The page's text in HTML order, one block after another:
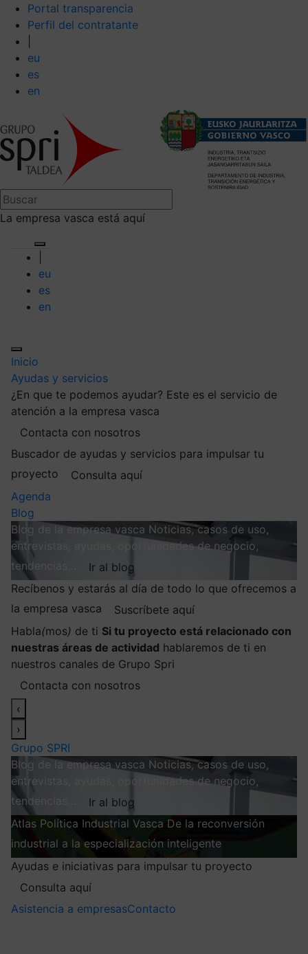
Portal transparencia
Perfil del contratante
eu
es
en
La empresa vasca está aquí
eu
es
en
Inicio
Ayudas y servicios
¿En que te podemos ayudar? Este es el servicio de
atención a la empresa vasca
Contacta con nosotros
Buscador de ayudas y servicios para impulsar tu
proyecto
Consulta aquí
Agenda
Blog
Blog de la empresa vasca Noticias, casos de uso,
entrevistas, ayudas, oportunidades de negocio,
tendencias…
Ir al blog
Recíbenos y estarás al día de todo lo que ofrecemos a
la empresa vasca
Suscríbete aquí
Habla(mos) de ti Si tu proyecto está relacionado con
nuestras áreas de actividad hablaremos de ti en
nuestros canales de Grupo Spri
Contacta con nosotros
‹
›
Grupo SPRI
Blog de la empresa vasca Noticias, casos de uso,
entrevistas, ayudas, oportunidades de negocio,
tendencias…
Ir al blog
Atlas Política Industrial Vasca De la reconversión
industrial a la especialización inteligente
Ayudas e iniciativas para impulsar tu proyecto
Consulta aquí
Asistencia a empresasContacto